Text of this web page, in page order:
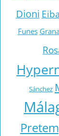
Dioni
Funes
Sánchez